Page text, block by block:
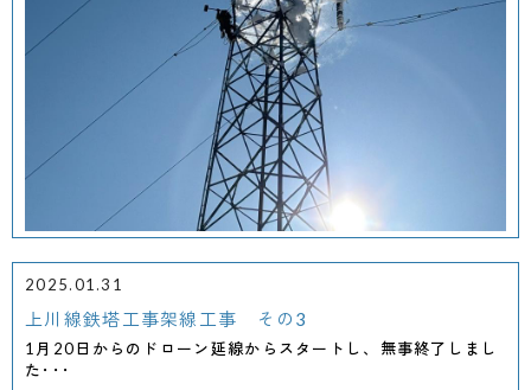
2025.01.31
上川線鉄塔工事架線工事 その3
1月20日からのドローン延線からスタートし、無事終了しまし
た･･･